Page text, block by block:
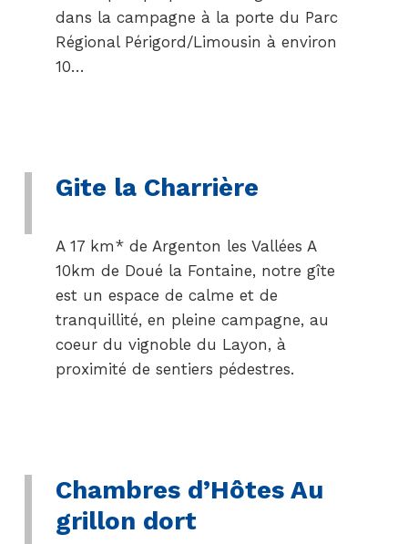
dans la campagne à la porte du Parc
Régional Périgord/Limousin à environ
10…
Gite la Charrière
A 17 km* de Argenton les Vallées A
10km de Doué la Fontaine, notre gîte
est un espace de calme et de
tranquillité, en pleine campagne, au
coeur du vignoble du Layon, à
proximité de sentiers pédestres.
Chambres d’Hôtes Au
grillon dort